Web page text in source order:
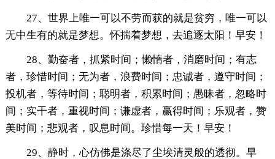
27、世界上唯一可以不劳而获的就是贫穷，唯一可以
无中生有的就是梦想。怀揣着梦想，去追逐太阳！早安！
28、勤奋者，抓紧时间；懒惰者，消磨时间；有志
者，珍惜时间；无为者，浪费时间；忠诚者，遵守时间；
投机者，等待时间；聪明者，积累时间；愚昧者，忽略时
间；实干者，重视时间；谦虚者，赢得时间；乐观者，赞
美时间；悲观者，叹息时间。珍惜每一天！早安！
29、静时，心仿佛是涤尽了尘埃清灵般的透彻。早